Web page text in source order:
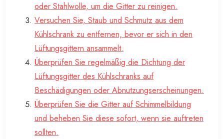
oder Stahlwolle, um die Gitter zu reinigen.
Versuchen Sie, Staub und Schmutz aus dem
Kühlschrank zu entfernen, bevor er sich in den
Lüftungsgittern ansammelt.
Überprüfen Sie regelmäßig die Dichtung der
Lüftungsgitter des Kühlschranks auf
Beschädigungen oder Abnutzungserscheinungen.
Überprüfen Sie die Gitter auf Schimmelbildung
und beheben Sie diese sofort, wenn sie auftreten
sollten.